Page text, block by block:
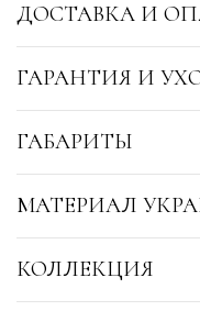
ДОСТАВКА И
ГАРАНТИЯ И
ГАБАРИТЫ
МАТЕРИАЛ
КОЛЛЕКЦИЯ